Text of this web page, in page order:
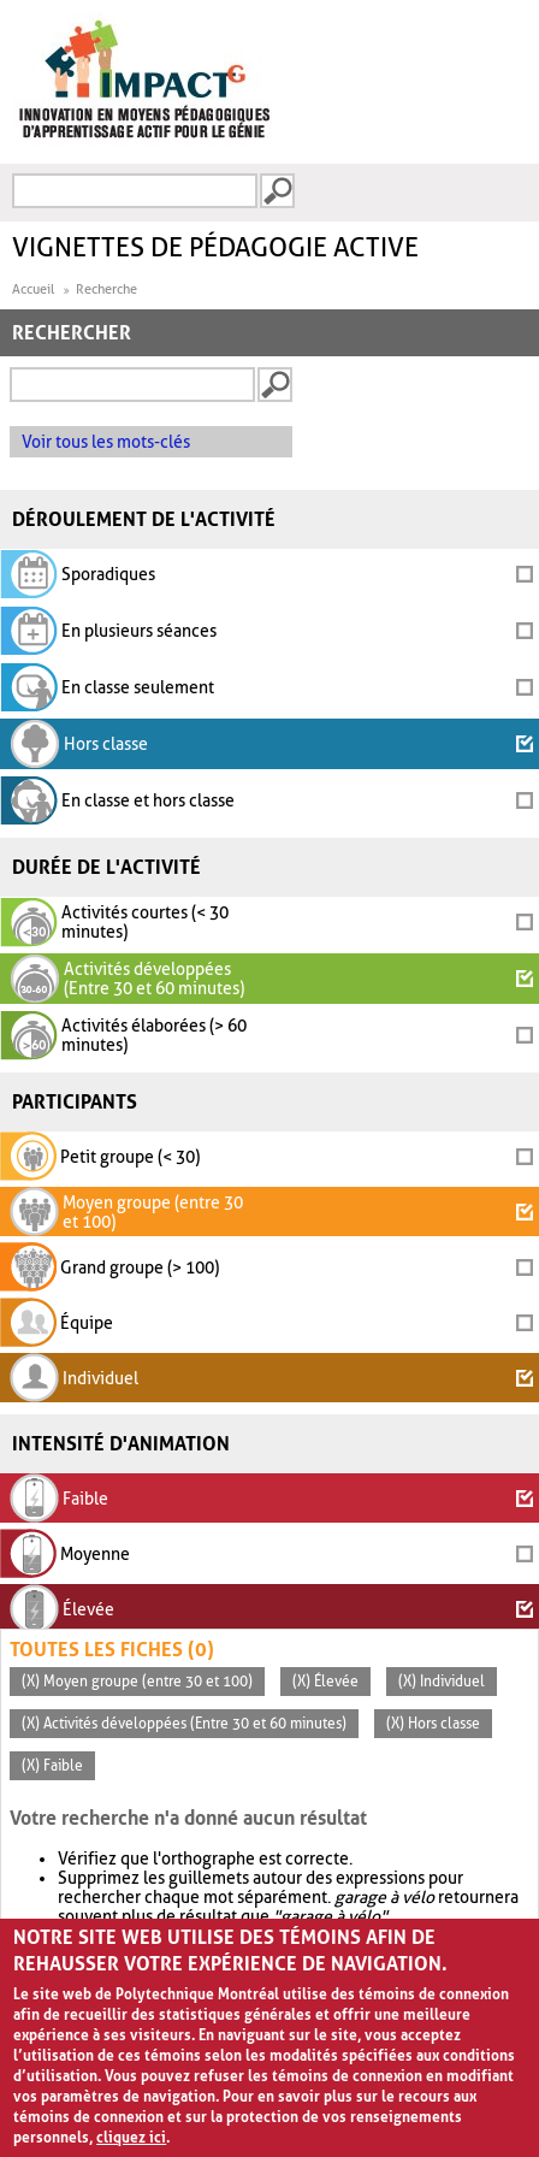
FORMULAIRE DE
VIGNETTES DE PÉDAGOGIE ACTIVE
Accueil Recherche
RECHERCHER
Voir tous les mots-clés
DÉROULEMENT DE L'ACTIVITÉ
Sporadiques
En plusieurs séances
En classe seulement
Hors classe
En classe et hors classe
DURÉE DE L'ACTIVITÉ
Activités courtes (< 30
minutes)
Activités développées
(Entre 30 et 60 minutes)
Activités élaborées (> 60
minutes)
PARTICIPANTS
Petit groupe (< 30)
Moyen groupe (entre 30
et 100)
Grand groupe (> 100)
Équipe
Individuel
INTENSITÉ D'ANIMATION
Faible
Moyenne
Élevée
TOUTES LES FICHES (0)
(X) Moyen groupe (entre 30 et 100) (X) Élevée (X) Individuel
(X) Activités développées (Entre 30 et 60 minutes) (X) Hors classe
(X) Faible
Votre recherche n'a donné aucun résultat
Vérifiez que l'orthographe est correcte.
Supprimez les guillemets autour des expressions pour
rechercher chaque mot séparément. garage à véloretournera
souvent plus de résultat que"garage à vélo".
Envisagez d'élargir votre recherche avec OR.garage OR vélo
retournera souvent plus de résultat quegarage à vélo
NOTRE SITE WEB UTILISE DES TÉMOINS AFIN DE
REHAUSSER VOTRE EXPÉRIENCE DE NAVIGATION.
Le site web de Polytechnique Montréal utilise des témoins de connexion
afin de recueillir des statistiques générales et offrir une meilleure
expérience à ses visiteurs. En naviguant sur le site, vous acceptez
l’utilisation de ces témoins selon les modalités spécifiées aux conditions
d’utilisation. Vous pouvez refuser les témoins de connexion en modifiant
vos paramètres de navigation. Pour en savoir plus sur le recours aux
témoins de connexion et sur la protection de vos renseignements
personnels,cliquez ici.